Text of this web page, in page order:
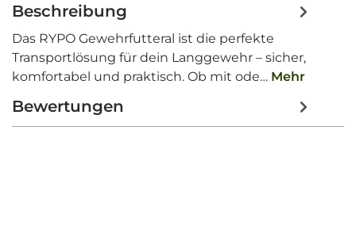
Beschreibung
Das RYPO Gewehrfutteral ist die perfekte
Transportlösung für dein Langgewehr – sicher,
komfortabel und praktisch. Ob mit ode… Mehr
Bewertungen